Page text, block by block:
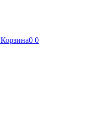
Корзина0 0